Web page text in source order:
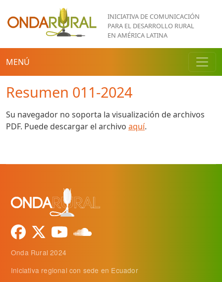
Pasar al contenido principal
INICIATIVA DE COMUNICACIÓN
PARA EL DESARROLLO RURAL
EN AMÉRICA LATINA
MENÚ
Resumen 011-2024
Su navegador no soporta la visualización de archivos
PDF. Puede descargar el archivo aquí.
Onda Rural 2024
Iniciativa regional con sede en Ecuador